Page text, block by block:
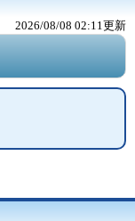
2026/08/08 02:11 更新